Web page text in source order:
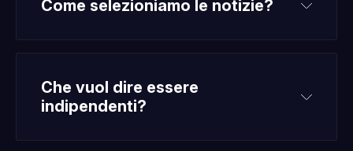
Come selezioniamo le notizie?
Che vuol dire essere
indipendenti?